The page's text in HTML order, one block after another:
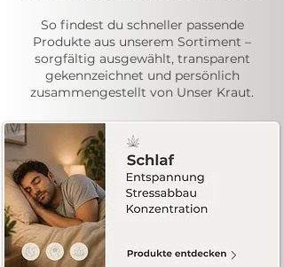
So findest du schneller passende
Produkte aus unserem Sortiment –
sorgfältig ausgewählt, transparent
gekennzeichnet und persönlich
zusammengestellt von Unser Kraut.